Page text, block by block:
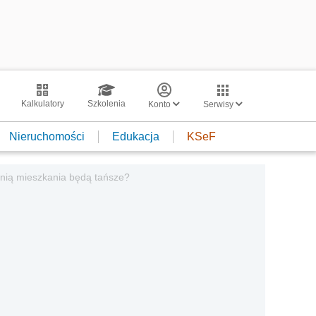
Kalkulatory Szkolenia Konto Serwisy
Nieruchomości Edukacja KSeF
mieszkania będą tańsze?